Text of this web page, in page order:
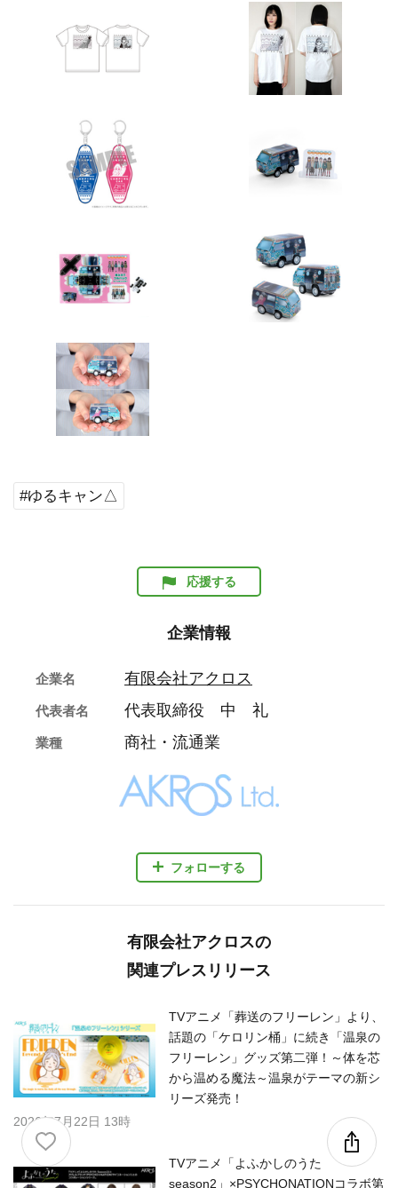
#ゆるキャン△
応援する
企業情報
フォローする
企業名 有限会社アクロス
代表者名 代表取締役 中 礼
業種 商社・流通業
有限会社アクロスの
関連プレスリリース
TVアニメ「葬送のフリーレン」より、
話題の「ケロリン桶」に続き「温泉の
フリーレン」グッズ第二弾！～体を芯
から温める魔法～温泉がテーマの新シ
リーズ発売！
2026年7月22日 13時
TVアニメ「よふかしのうた
season2」×PSYCHONATIONコラボ第